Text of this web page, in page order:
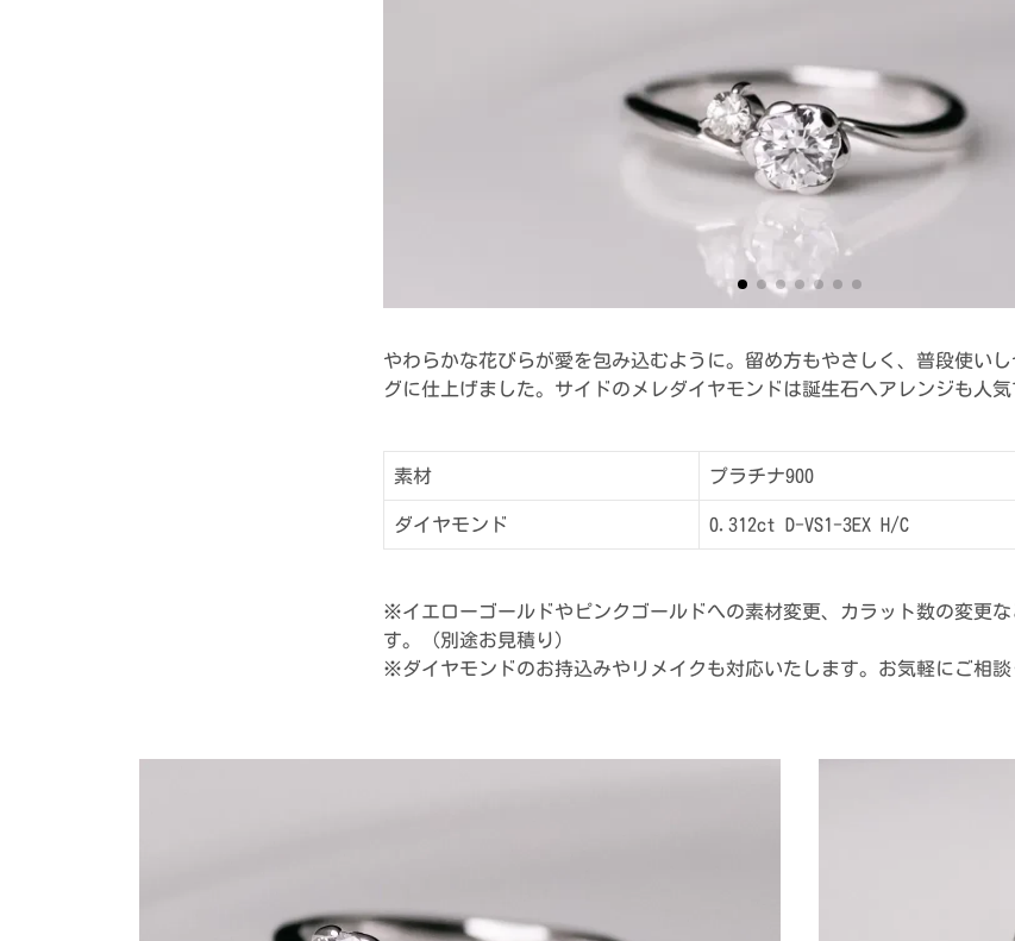
やわらかな花びらが愛を包み込むように。留め方もやさしく、普段使い
グに仕上げました。サイドのメレダイヤモンドは誕生石へアレンジも人気
素材 プラチナ900
ダイヤモンド 0.312ct D-VS1-3EX H/C
※イエローゴールドやピンクゴールドへの素材変更、カラット数の変更
す。（別途お見積り）
※ダイヤモンドのお持込みやリメイクも対応いたします。お気軽にご相談